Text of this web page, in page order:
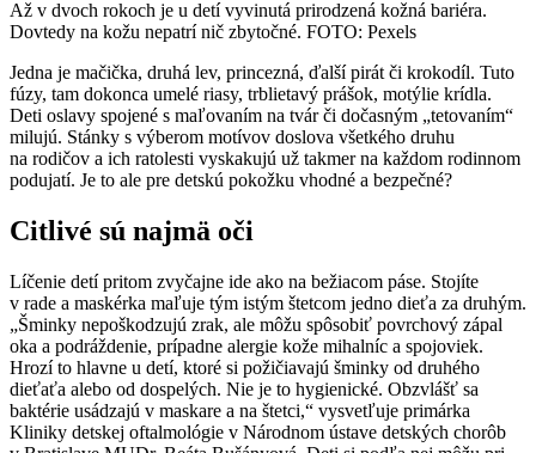
Až v dvoch rokoch je u detí vyvinutá prirodzená kožná bariéra.
Dovtedy na kožu nepatrí nič zbytočné. FOTO: Pexels
Jedna je mačička, druhá lev, princezná, ďalší pirát či krokodíl. Tuto
fúzy, tam dokonca umelé riasy, trblietavý prášok, motýlie krídla.
Deti oslavy spojené s maľovaním na tvár či dočasným „tetovaním“
milujú. Stánky s výberom motívov doslova všetkého druhu
na rodičov a ich ratolesti vyskakujú už takmer na každom rodinnom
podujatí. Je to ale pre detskú pokožku vhodné a bezpečné?
Citlivé sú najmä oči
Líčenie detí pritom zvyčajne ide ako na bežiacom páse. Stojíte
v rade a maskérka maľuje tým istým štetcom jedno dieťa za druhým.
„Šminky nepoškodzujú zrak, ale môžu spôsobiť povrchový zápal
oka a podráždenie, prípadne alergie kože mihalníc a spojoviek.
Hrozí to hlavne u detí, ktoré si požičiavajú šminky od druhého
dieťaťa alebo od dospelých. Nie je to hygienické. Obzvlášť sa
baktérie usádzajú v maskare a na štetci,“ vysvetľuje primárka
Kliniky detskej oftalmológie v Národnom ústave detských chorôb